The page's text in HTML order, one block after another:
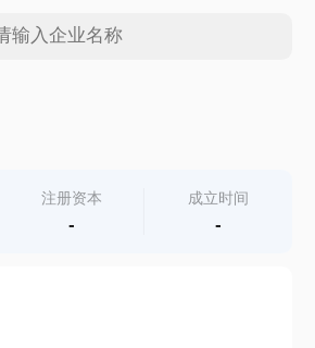
注册资本
-
成立时间
-